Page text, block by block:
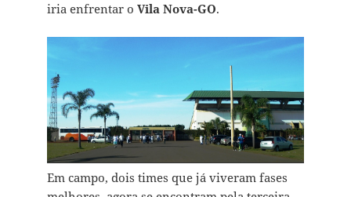
iria enfrentar o Vila Nova-GO.
Em campo, dois times que já viveram fases